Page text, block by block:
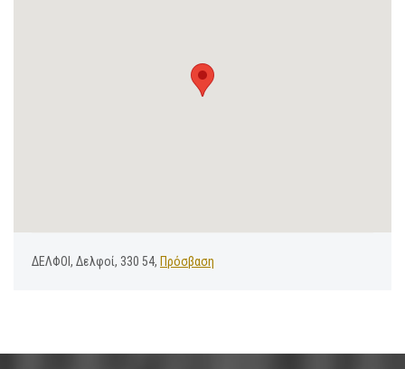
ΔΕΛΦΟΙ, Δελφοί, 330 54, Πρόσβαση